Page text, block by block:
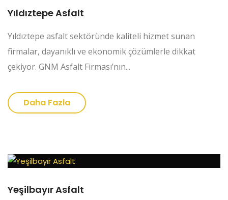
Yıldıztepe Asfalt
Yıldıztepe asfalt sektöründe kaliteli hizmet sunan
firmalar, dayanıklı ve ekonomik çözümlerle dikkat
çekiyor. GNM Asfalt Firması’nın...
Daha Fazla
Yeşilbayır Asfalt